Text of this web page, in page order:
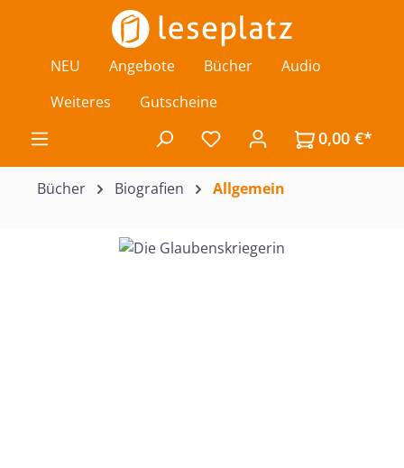
Zum Hauptinhalt springen
NEU Angebote Bücher
Audio
Weiteres
Gutscheine
Du hast 0 Produkte auf
0,00 €*
Bücher Biografien Allgemein
Bildergalerie überspringen